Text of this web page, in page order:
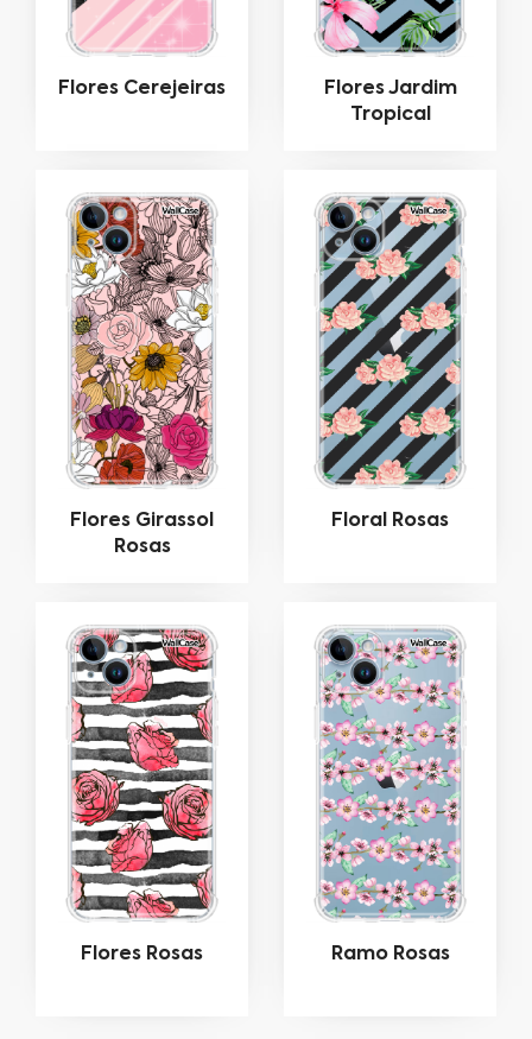
Flores Cerejeiras
Flores Jardim
Tropical
Flores Girassol
Rosas
Floral Rosas
Flores Rosas Ramo Rosas